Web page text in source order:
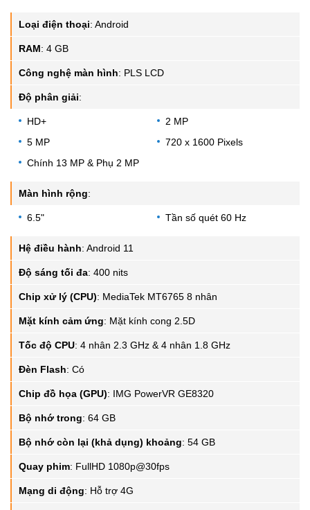
Loại điện thoại: Android
RAM: 4 GB
Công nghệ màn hình: PLS LCD
Độ phân giải:
HD+
2 MP
5 MP
720 x 1600 Pixels
Chính 13 MP & Phụ 2 MP
Màn hình rộng:
6.5" Tần số quét 60 Hz
Hệ điều hành: Android 11
Độ sáng tối đa: 400 nits
Chip xử lý (CPU): MediaTek MT6765 8 nhân
Mặt kính cảm ứng: Mặt kính cong 2.5D
Tốc độ CPU: 4 nhân 2.3 GHz & 4 nhân 1.8 GHz
Đèn Flash: Có
Chip đồ họa (GPU): IMG PowerVR GE8320
Bộ nhớ trong: 64 GB
Bộ nhớ còn lại (khả dụng) khoảng: 54 GB
Quay phim: FullHD 1080p@30fps
Mạng di động: Hỗ trợ 4G